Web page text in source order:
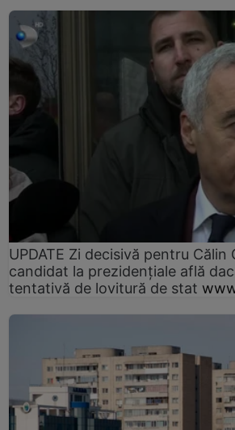
UPDATE Zi decisivă pentru Călin
candidat la prezidențiale află
tentativă de lovitură de stat